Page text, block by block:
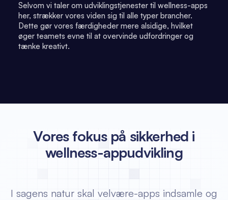
Selvom vi taler om udviklingstjenester til wellness-apps
her, strækker vores viden sig til alle typer brancher.
Dette gør vores færdigheder mere alsidige, hvilket
øger teamets evne til at overvinde udfordringer og
tænke kreativt.
Vores fokus på sikkerhed i
wellness-appudvikling
I sagens natur skal velvære-apps indsamle og